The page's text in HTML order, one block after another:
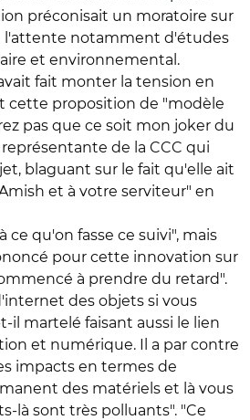
préconisait un moratoire sur
l'attente notamment d'études
et environnemental.
fait monter la tension en
cette proposition de "modèle
pas que ce soit mon joker du
de la CCC qui
blaguant sur le fait qu'elle ait
et à votre serviteur" en
ce qu'on fasse ce suivi", mais
pour cette innovation sur
à prendre du retard".
des objets si vous
t-il martelé faisant aussi le lien
et numérique. Il a par contre
impacts en termes de
des matériels et là vous
là sont très polluants". "Ce